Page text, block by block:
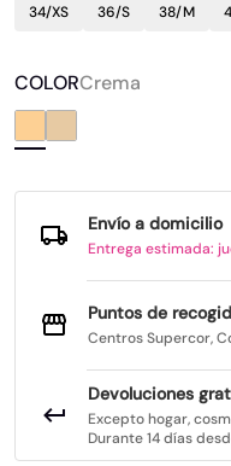
34/XS 36/S 38/M
COLORCrema
Envío a domicilio
Entrega estimada:
Puntos de
Centros Supercor,
Devoluciones
Excepto hogar,
Durante 14 días